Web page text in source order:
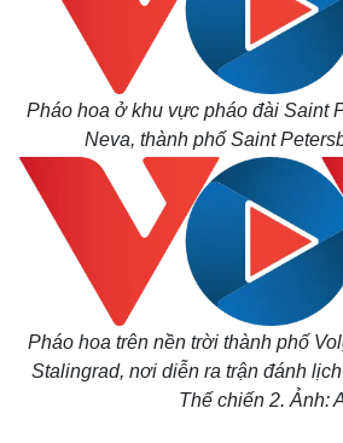
Pháo hoa ở khu vực pháo đài Saint
Neva, thành phố Saint
Pháo hoa trên nền trời thành phố
Stalingrad, nơi diễn ra trận đánh
Thế chiến 2. Ảnh: